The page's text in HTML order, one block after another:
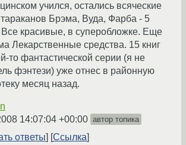
учился, остались всяческие
Брэма, Вуда, Фарба - 5
красивые, в суперобложке. Еще
Лекарственные средства. 15 книг
то фантастической серии (я не
фэнтези) уже отнес в районную
месяц назад.
14:07:04 +00:00 автор топика
ответы Ссылка